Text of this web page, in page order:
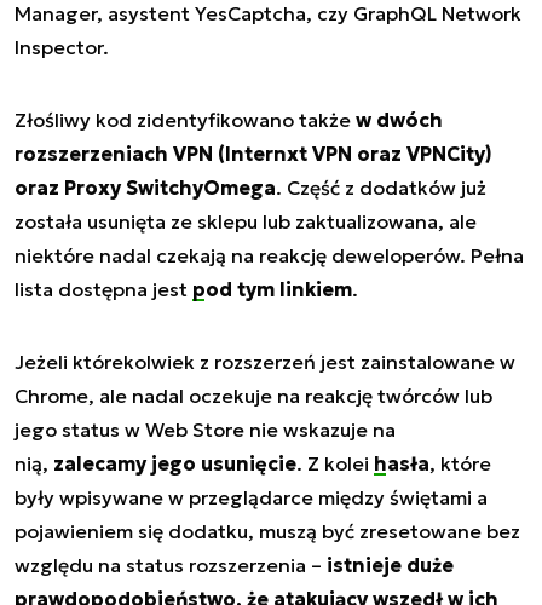
Manager, asystent YesCaptcha, czy GraphQL Network
Inspector.
Złośliwy kod zidentyfikowano także w dwóch
rozszerzeniach VPN (Internxt VPN oraz VPNCity)
oraz Proxy SwitchyOmega. Część z dodatków już
została usunięta ze sklepu lub zaktualizowana, ale
niektóre nadal czekają na reakcję deweloperów. Pełna
lista dostępna jest pod tym linkiem.
Jeżeli którekolwiek z rozszerzeń jest zainstalowane w
Chrome, ale nadal oczekuje na reakcję twórców lub
jego status w Web Store nie wskazuje na
nią, zalecamy jego usunięcie. Z kolei hasła, które
były wpisywane w przeglądarce między świętami a
pojawieniem się dodatku, muszą być zresetowane bez
względu na status rozszerzenia – istnieje duże
prawdopodobieństwo, że atakujący wszedł w ich